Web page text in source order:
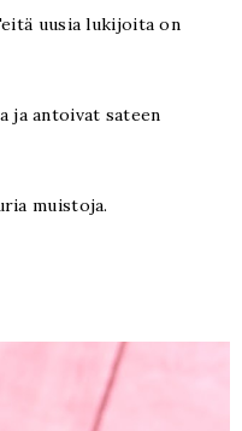
uusia lukijoita on
ja antoivat sateen
muistoja.